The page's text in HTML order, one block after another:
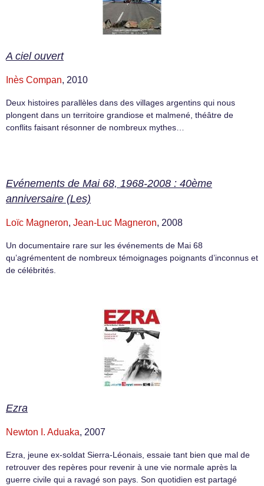
A ciel ouvert
Inès Compan, 2010
Deux histoires parallèles dans des villages argentins qui nous
plongent dans un territoire grandiose et malmené, théâtre de
conflits faisant résonner de nombreux mythes…
Evénements de Mai 68, 1968-2008 : 40ème
anniversaire (Les)
Loïc Magneron, Jean-Luc Magneron, 2008
Un documentaire rare sur les événements de Mai 68
qu’agrémentent de nombreux témoignages poignants d’inconnus et
de célébrités.
Ezra
Newton I. Aduaka, 2007
Ezra, jeune ex-soldat Sierra-Léonais, essaie tant bien que mal de
retrouver des repères pour revenir à une vie normale après la
guerre civile qui a ravagé son pays. Son quotidien est partagé